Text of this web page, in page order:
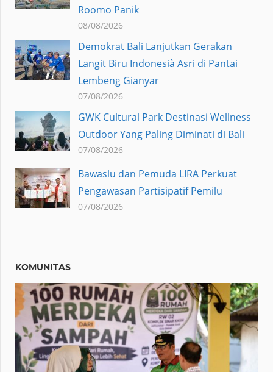
Roomo Panik
08/08/2026
Demokrat Bali Lanjutkan Gerakan
Langit Biru Indonesià Asri di Pantai
Lembeng Gianyar
07/08/2026
GWK Cultural Park Destinasi Wellness
Outdoor Yang Paling Diminati di Bali
07/08/2026
Bawaslu dan Pemuda LIRA Perkuat
Pengawasan Partisipatif Pemilu
07/08/2026
KOMUNITAS